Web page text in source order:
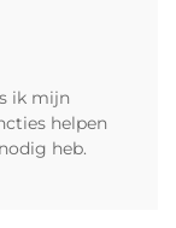
ik mijn
helpen
heb.